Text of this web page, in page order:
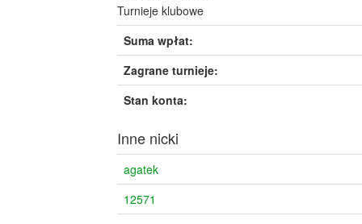
Turnieje klubowe
Suma wpłat:
Zagrane turnieje:
Stan konta:
Inne nicki
agatek
12571